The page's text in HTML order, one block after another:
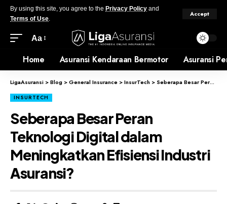
By using this site, you agree to the Privacy Policy and
Terms of Use.
Accept
Aa
Home Asuransi Kendaraan Bermotor Asuransi
LigaAsuransi >Blog >General Insurance >InsurTech > Seberapa Besar Peran Teknologi Digital dalam Meningkatkan Efisiensi Industri Asuransi?
INSURTECH
Seberapa Besar Peran
Teknologi Digital dalam
Meningkatkan Efisiensi Industri
Asuransi?